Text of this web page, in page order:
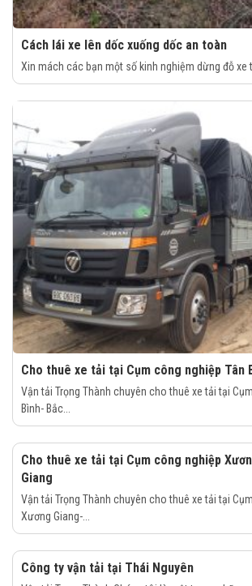
Cách lái xe lên dốc xuống dốc an toàn
Xin mách các bạn một số kinh nghiệm dừng đỗ xe
Cho thuê xe tải tại Cụm công nghiệp Tân
Vận tải Trọng Thành chuyên cho thuê xe tải tại
Bình- Bắc...
Cho thuê xe tải tại Cụm công nghiệp
Giang
Vận tải Trọng Thành chuyên cho thuê xe tải tại
Xương Giang-...
Công ty vận tải tại Thái Nguyên